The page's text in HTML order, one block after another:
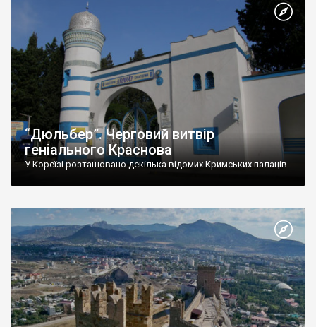
“Дюльбер”. Черговий витвір
геніального Краснова
У Кореїзі розташовано декілька відомих Кримських палаців.